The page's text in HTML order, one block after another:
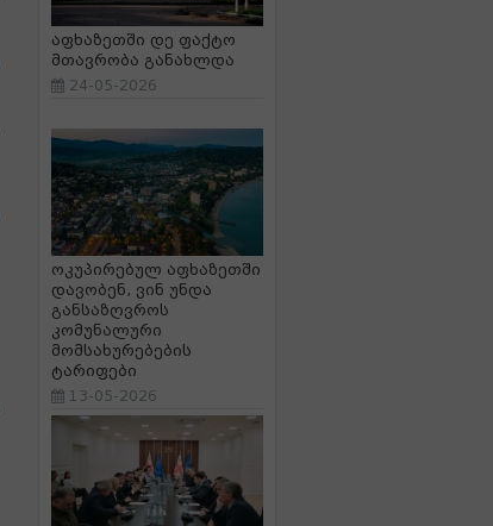
აფხაზეთში დე ფაქტო
მთავრობა განახლდა
24-05-2026
ოკუპირებულ აფხაზეთში
დავობენ, ვინ უნდა
განსაზღვროს
კომუნალური
მომსახურებების
ტარიფები
13-05-2026